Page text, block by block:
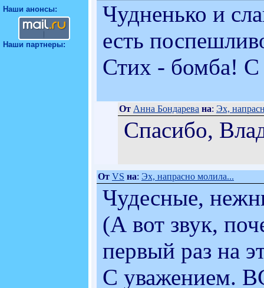
Наши анонсы:
Наши партнеры:
Чудненько и
есть
Стих - бомба!
От Анна Бондарева на: Эх,
Спасибо,
От VS на: Эх, напрасно молила...
Чудесные,
(А вот звук,
первый раз на
С уважением.